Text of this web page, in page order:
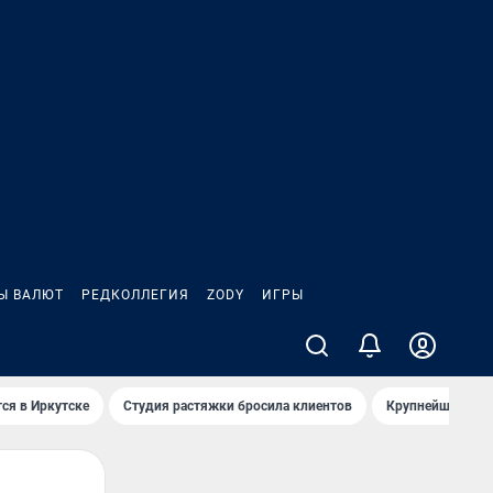
ВАЛЮТ РЕДКОЛЛЕГИЯ ZODY ИГРЫ
в Иркутске Студия растяжки бросила клиентов Крупнейшие